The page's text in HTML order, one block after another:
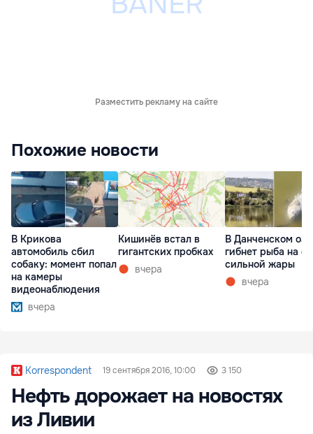
Разместить рекламу на сайте
Похожие новости
В Крикова
автомобиль сбил
собаку: момент попал
на камеры
видеонаблюдения
вчера
Кишинёв встал в
гигантских пробках
вчера
В Данченском
гибнет рыба на
сильной жары
вчера
Korrespondent 19 сентября 2016, 10:00 3 150
Нефть дорожает на новостях
из Ливии